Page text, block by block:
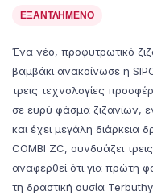
ΕΞΑΝΤΛΗΜΈΝΟ
Ένα νέο, προφυτρωτικό
βαμβάκι ανακοίνωσε η
τρεις τεχνολογίες
σε ευρύ φάσμα ζιζανίων,
και έχει μεγάλη διάρκεια
COMBI ZC, συνδυάζει
αναφερθεί ότι για πρώτη
τη δραστική ουσία